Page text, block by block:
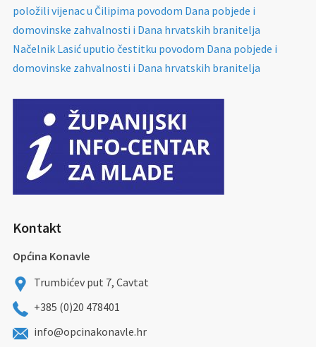
položili vijenac u Čilipima povodom Dana pobjede i
domovinske zahvalnosti i Dana hrvatskih branitelja
Načelnik Lasić uputio čestitku povodom Dana pobjede i
domovinske zahvalnosti i Dana hrvatskih branitelja
Kontakt
Općina Konavle
Trumbićev put 7, Cavtat
+385 (0)20 478401
info@opcinakonavle.hr